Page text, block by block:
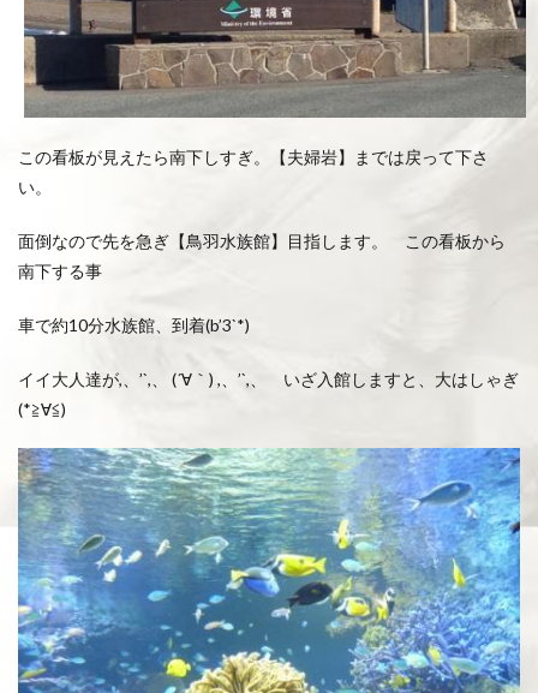
この看板が見えたら南下しすぎ。【夫婦岩】までは戻って下さ
い。
面倒なので先を急ぎ【鳥羽水族館】目指します。 この看板から
南下する事
車で約10分水族館、到着(b’3`*)
イイ大人達が,、’`,、 (´∀｀) ,、’`,、 いざ入館しますと、大はしゃぎ
(*≧∀≦)